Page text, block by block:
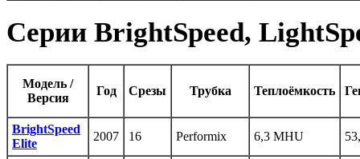
Серии BrightSpeed,
Модель /
Версия
Год Срезы Трубка Теплоёмкость
BrightSpeed
Elite
2007 16 Performix 6,3 MHU